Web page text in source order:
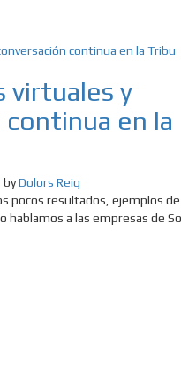
virtuales y
en la
byDolors Reig
pocos resultados, ejemplos
hablamos a las empresas de